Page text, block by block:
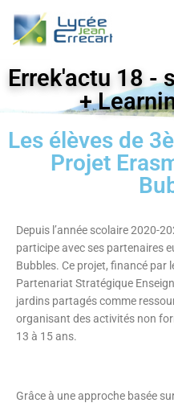
Aller
contenu
Errek'actu 18 -
+
Les élèves de
Projet
Depuis l’année scolaire 2020-
participe avec ses partenaires
Bubbles. Ce projet, financé par
Partenariat Stratégique
jardins partagés comme
organisant des activités non
13 à 15 ans.
Grâce à une approche basée